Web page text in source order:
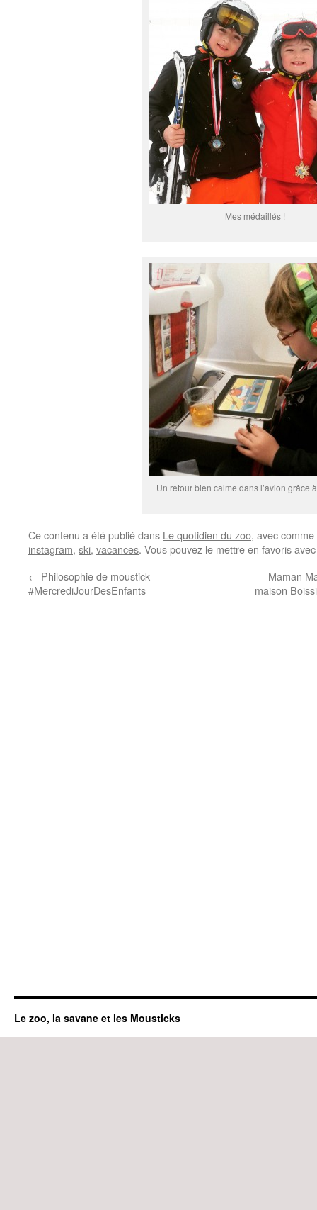
Mes médaillés !
Un retour bien calme dans l’avion grâce
Ce contenu a été publié dans Le quotidien du zoo, avec
instagram, ski, vacances. Vous pouvez le mettre en favoris
← Philosophie de moustick
#MercrediJourDesEnfants
Maman
maison
Le zoo, la savane et les Mousticks